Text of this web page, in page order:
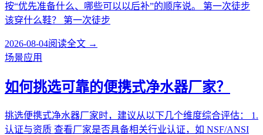
按“优先准备什么、哪些可以以后补”的顺序说。 第一次徒步
该穿什么鞋？ 第一次徒步
2026-08-04阅读全文 →
场景应用
如何挑选可靠的便携式净水器厂家？
挑选便携式净水器厂家时，建议从以下几个维度综合评估： 1.
认证与资质 查看厂家是否具备相关行业认证，如 NSF/ANSI